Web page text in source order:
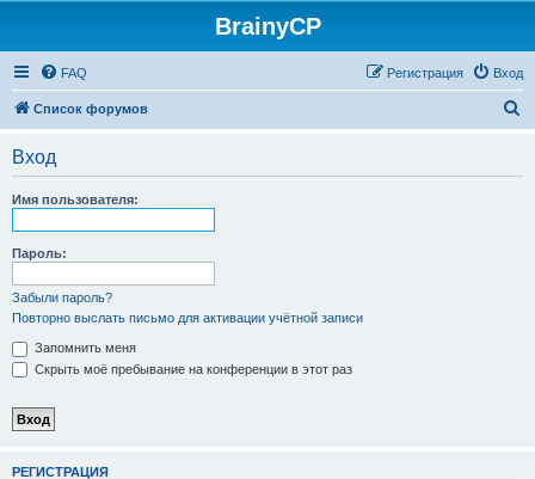
BrainyCP
FAQ Вход
Регистрация
Список форумов
Вход
Имя пользователя:
Пароль:
Забыли пароль?
Повторно выслать письмо для активации учётной записи
Запомнить меня
Скрыть моё пребывание на конференции в этот раз
РЕГИСТРАЦИЯ